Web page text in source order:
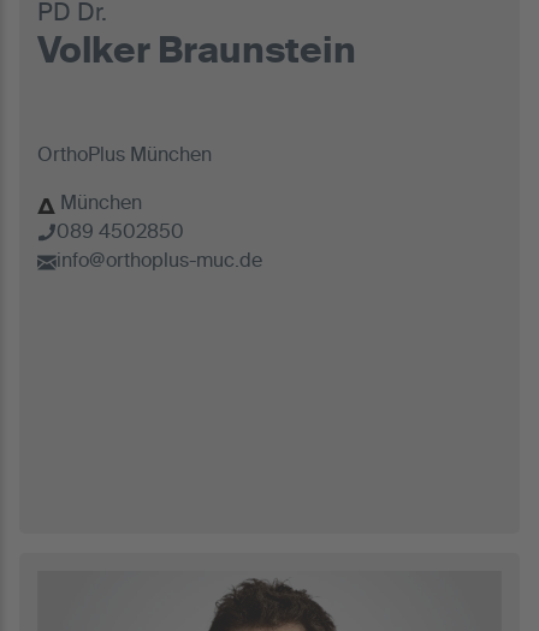
PD Dr.
Volker Braunstein
OrthoPlus München
München
089 4502850
info@orthoplus-muc.de